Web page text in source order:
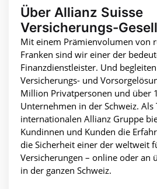
Über Allianz Suisse
Versicherungs-
Mit einem Prämienvolumen von
Franken sind wir einer der
Finanzdienstleister. Und
Versicherungs- und
Million Privatpersonen und über
Unternehmen in der Schweiz. Als
internationalen Allianz Gruppe
Kundinnen und Kunden die
die Sicherheit einer der weltweit
Versicherungen – online oder an
in der ganzen Schweiz.